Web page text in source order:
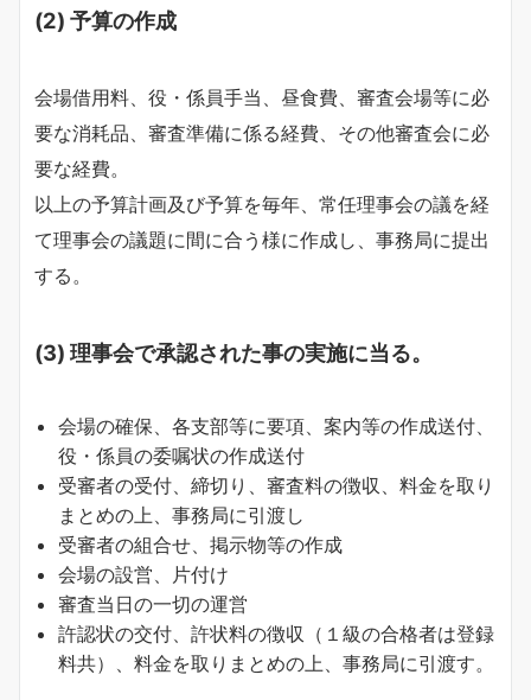
(2) 予算の作成
会場借用料、役・係員手当、昼食費、審査会場等に必
要な消耗品、審査準備に係る経費、その他審査会に必
要な経費。
以上の予算計画及び予算を毎年、常任理事会の議を経
て理事会の議題に間に合う様に作成し、事務局に提出
する。
(3) 理事会で承認された事の実施に当る。
会場の確保、各支部等に要項、案内等の作成送付、
役・係員の委嘱状の作成送付
受審者の受付、締切り、審査料の徴収、料金を取り
まとめの上、事務局に引渡し
受審者の組合せ、掲示物等の作成
会場の設営、片付け
審査当日の一切の運営
許認状の交付、許状料の徴収（１級の合格者は登録
料共）、料金を取りまとめの上、事務局に引渡す。